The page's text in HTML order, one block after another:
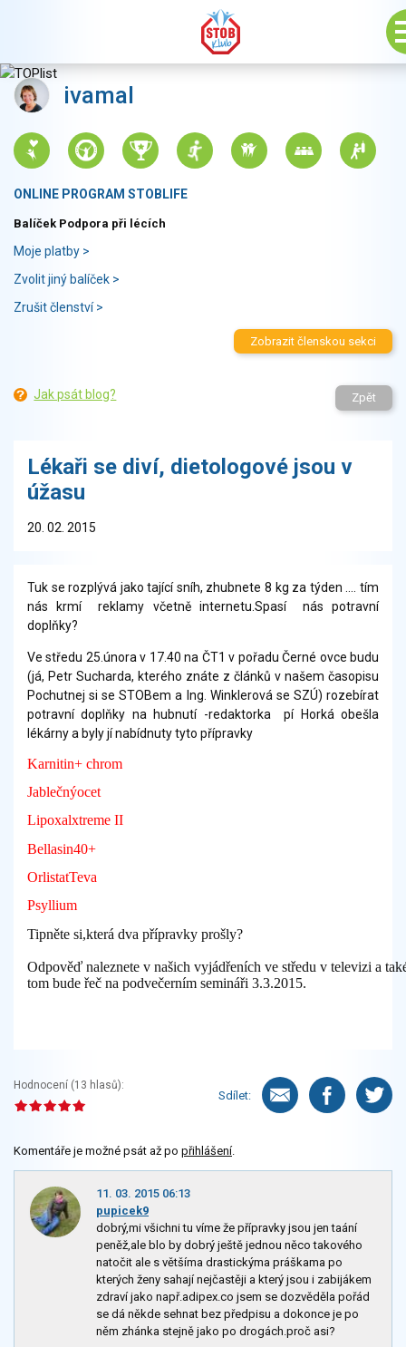
ivamal
ONLINE PROGRAM STOBLIFE
Balíček Podpora při lécích
Moje platby >
Zvolit jiný balíček >
Zrušit členství >
Zobrazit členskou sekci
Jak psát blog? Zpět
Lékaři se diví, dietologové jsou v
úžasu
20. 02. 2015
Tuk se rozplývá jako tající sníh, zhubnete 8 kg za týden .... tím
nás krmí
reklamy včetně internetu.Spasí
nás potravní
doplňky?
Ve středu 25.února v 17.40 na ČT1 v pořadu Černé ovce budu
(já, Petr Sucharda, kterého znáte z článků v našem časopisu
Pochutnej si se STOBem a Ing. Winklerová se SZÚ) rozebírat
potravní doplňky na hubnutí -redaktorka pí Horká obešla
lékárny a byly jí nabídnuty tyto přípravky
Karnitin+ chrom
Jablečnýocet
Lipoxalxtreme II
Bellasin40+
OrlistatTeva
Psyllium
Tipněte si,která dva přípravky prošly?
Odpověď naleznete v našich vyjádřeních ve středu v televizi a
tom bude řeč na podvečerním semináři 3.3.2015.
Hodnocení (13 hlasů):
Sdílet:
Komentáře je možné psát až po přihlášení.
11. 03. 2015 06:13
pupicek9
dobrý,mi všichni tu víme že přípravky jsou jen taání
peněž,ale blo by dobrý ještě jednou něco takového
natočit ale s většíma drastickýma práškama po
kterých ženy sahají nejčastěji a který jsou i zabijákem
zdraví jako např.adipex.co jsem se dozvěděla pořád
se dá někde sehnat bez předpisu a dokonce je po
něm zhánka stejně jako po drogách.proč asi?